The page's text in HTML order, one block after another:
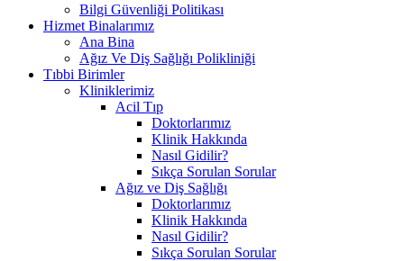
Bilgi Güvenliği Politikası
Hizmet Binalarımız
Ana Bina
Ağız Ve Diş Sağlığı Polikliniği
Tıbbi Birimler
Kliniklerimiz
Acil Tıp
Doktorlarımız
Klinik Hakkında
Nasıl Gidilir?
Sıkça Sorulan Sorular
Ağız ve Diş Sağlığı
Doktorlarımız
Klinik Hakkında
Nasıl Gidilir?
Sıkça Sorulan Sorular